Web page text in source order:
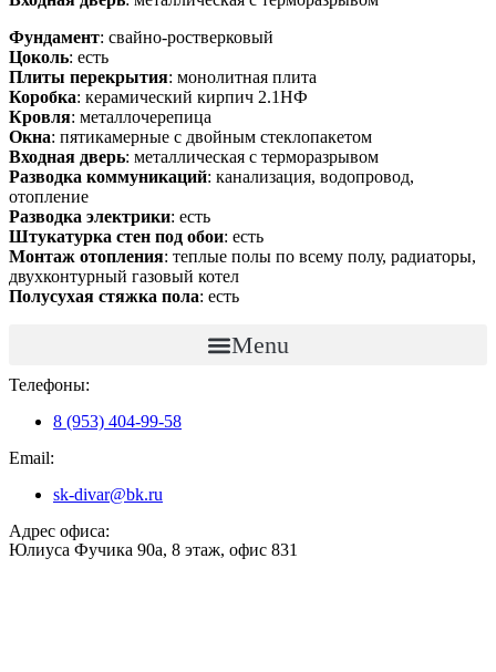
Фундамент: свайно-ростверковый
Цоколь: есть
Плиты перекрытия: монолитная плита
Коробка: керамический кирпич 2.1НФ
Кровля: металлочерепица
Окна: пятикамерные с двойным стеклопакетом
Входная дверь: металлическая с терморазрывом
Разводка коммуникаций: канализация, водопровод,
отопление
Разводка электрики: есть
Штукатурка стен под обои: есть
Монтаж отопления: теплые полы по всему полу, радиаторы,
двухконтурный газовый котел
Полусухая стяжка пола: есть
Menu
Телефоны:
8 (953) 404-99-58
Email:
sk-divar@bk.ru
Адрес офиса:
Юлиуса Фучика 90а, 8 этаж, офис 831